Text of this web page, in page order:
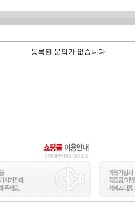
등록된 문의가 없습니다.